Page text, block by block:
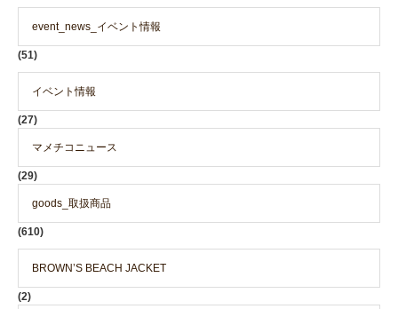
event_news_イベント情報
(51)
イベント情報
(27)
マメチコニュース
(29)
goods_取扱商品
(610)
BROWN’S BEACH JACKET
(2)